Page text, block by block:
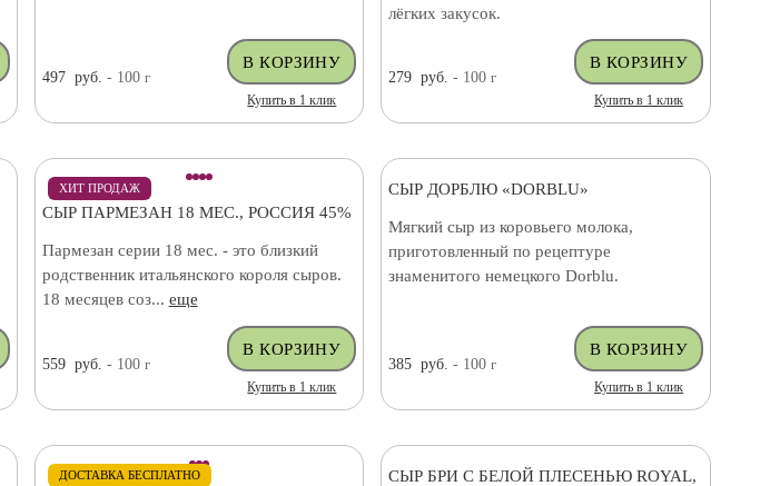
497 руб. - 100 г
Купить в 1 клик
лёгких закусок.
279 руб. - 100г
Купить в 1 клик
ХИТ ПРОДАЖ
СЫР ПАРМЕЗАН 18 МЕС., РОССИЯ 45%
Пармезан серии 18 мес. - это близкий
родственник итальянского короля сыров.
18 месяцев соз... еще
559 руб. - 100 г
Купить в 1 клик
СЫР ДОРБЛЮ «DORBLU»
Мягкий сыр из коровьего молока,
приготовленный по рецептуре
знаменитого немецкого Dorblu.
385 руб. - 100г
Купить в 1 клик
ДОСТАВКА БЕСПЛАТНО
СЫР БРИ С БЕЛОЙ ПЛЕСЕНЬЮ ROYAL,